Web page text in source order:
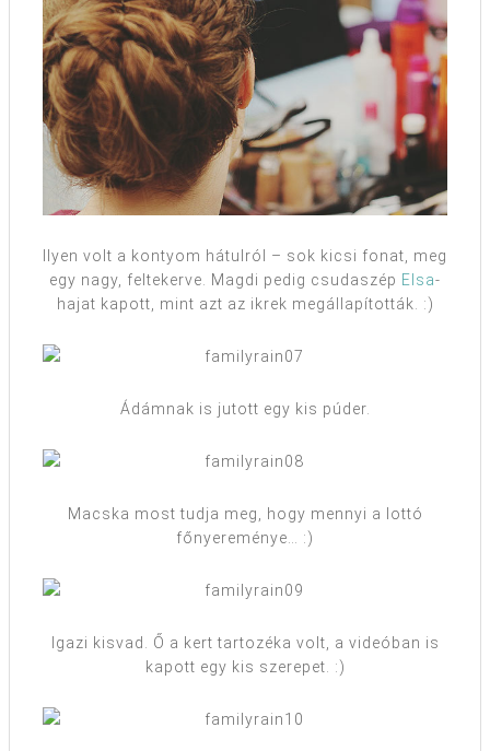
Ilyen volt a kontyom hátulról – sok kicsi fonat, meg
egy nagy, feltekerve. Magdi pedig csudaszép Elsa-
hajat kapott, mint azt az ikrek megállapították. :)
Ádámnak is jutott egy kis púder.
Macska most tudja meg, hogy mennyi a lottó
főnyereménye… :)
Igazi kisvad. Ő a kert tartozéka volt, a videóban is
kapott egy kis szerepet. :)